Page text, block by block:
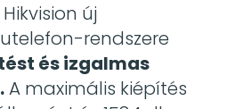
új
rendszere
és izgalmas
A maximális kiépítés